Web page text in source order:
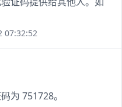
07:32:52
为 751728。